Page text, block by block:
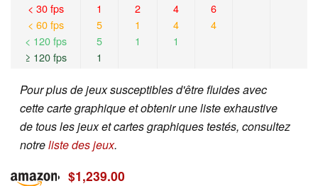
< 30 fps
< 60 fps
< 120 fps
≥ 120 fps
1
5
5
1
2
1
1
4
4
1
6
4
Pour plus de jeux susceptibles d'être fluides avec
cette carte graphique et obtenir une liste exhaustive
de tous les jeux et cartes graphiques testés, consultez
notreliste des jeux.
$1,239.00